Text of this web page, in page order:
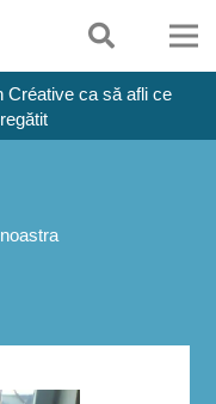
Créative ca să afli ce